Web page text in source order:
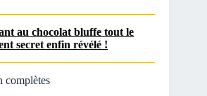
au chocolat bluffe tout le
secret enfin révélé !
complètes